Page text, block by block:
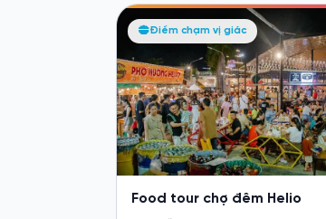
Điểm chạm vị giác
Food tour chợ đêm Helio